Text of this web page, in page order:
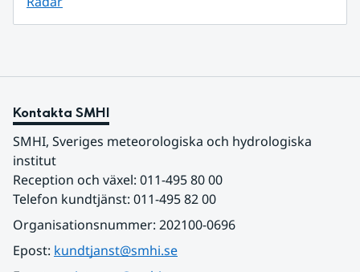
Kontakta SMHI
SMHI, Sveriges meteorologiska och hydrologiska
institut
Reception och växel: 011-495 80 00
Telefon kundtjänst: 011-495 82 00
Organisationsnummer: 202100-0696
Epost: kundtjanst@smhi.se